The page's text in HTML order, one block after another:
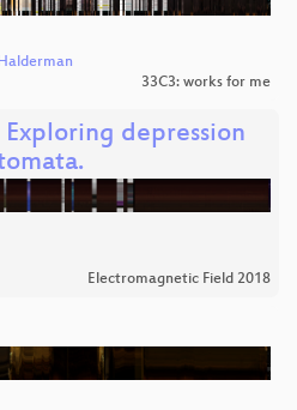
33C3: works for me
depression
Electromagnetic Field 2018